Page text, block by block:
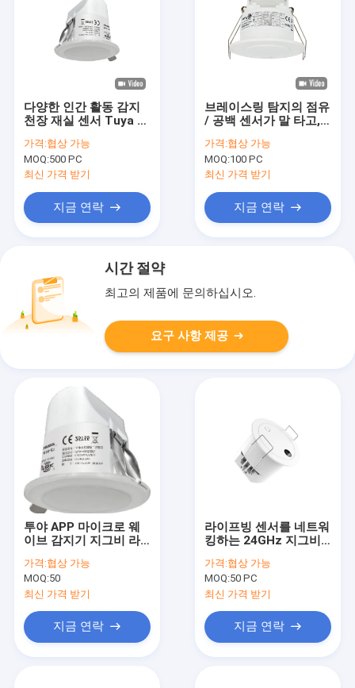
다양한 인간 활동 감지
천장 재실 센서 Tuya -
가격:협상 가능
MOQ:500 PC
최신 가격 받기
지금 연락
브레이스링 탐지의 점유
/ 공백 센서가 말 타고,
출력 MSA021D RC 달
아 오릅니다
가격:협상 가능
MOQ:100 PC
최신 가격 받기
지금 연락
시간 절약
최고의 제품에 문의하십시오.
요구 사항 제공
투야 APP 마이크로 웨
이브 감지기 지그비 라
니다
가격:협상 가능
MOQ:50
최신 가격 받기
지금 연락
라이프빙 센서를 네트워
킹하는 24GHz 지그비
무선 전신
가격:협상 가능
MOQ:50 PC
최신 가격 받기
지금 연락